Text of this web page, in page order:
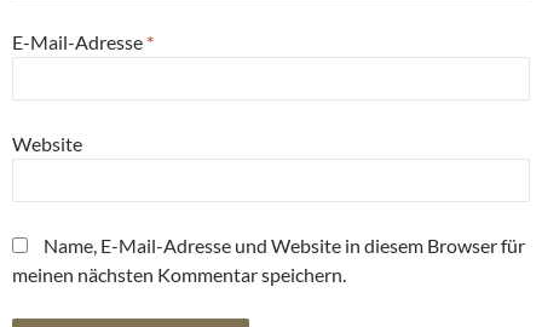
E-Mail-Adresse *
Website
Name, E-Mail-Adresse und Website in diesem Browser für
meinen nächsten Kommentar speichern.